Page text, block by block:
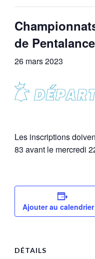
de
26 mars 2023
Les inscriptions
83 avant le mercredi
Ajouter au calendrier
DÉTAILS